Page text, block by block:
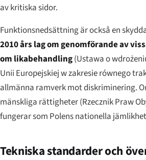
av kritiska sidor.
Funktionsnedsättning är också en
2010 års lag om genomförande av
om likabehandling(Ustawa o
Unii Europejskiej w zakresie równego
allmänna ramverk mot diskriminering.
mänskliga rättigheter (Rzecznik Praw
fungerar som Polens nationella
Tekniska standarder och